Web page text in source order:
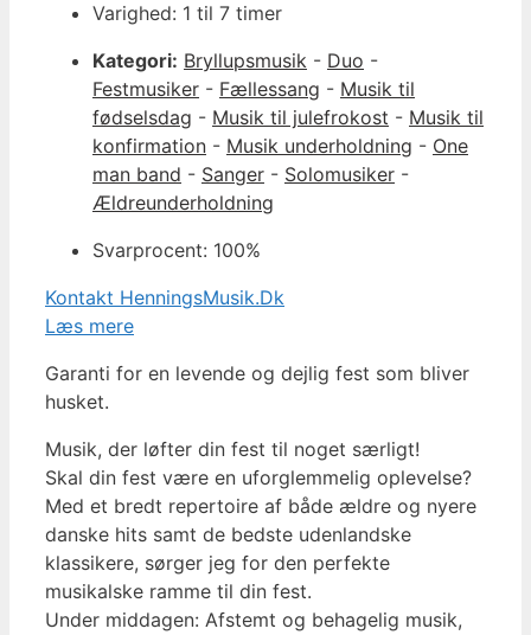
Varighed: 1 til 7 timer
Kategori: Bryllupsmusik - Duo -
Festmusiker - Fællessang - Musik til
fødselsdag - Musik til julefrokost - Musik til
konfirmation - Musik underholdning - One
man band - Sanger - Solomusiker -
Ældreunderholdning
Svarprocent: 100%
Kontakt HenningsMusik.Dk
Læs mere
Garanti for en levende og dejlig fest som bliver
husket.
Musik, der løfter din fest til noget særligt!
Skal din fest være en uforglemmelig oplevelse?
Med et bredt repertoire af både ældre og nyere
danske hits samt de bedste udenlandske
klassikere, sørger jeg for den perfekte
musikalske ramme til din fest.
Under middagen: Afstemt og behagelig musik,